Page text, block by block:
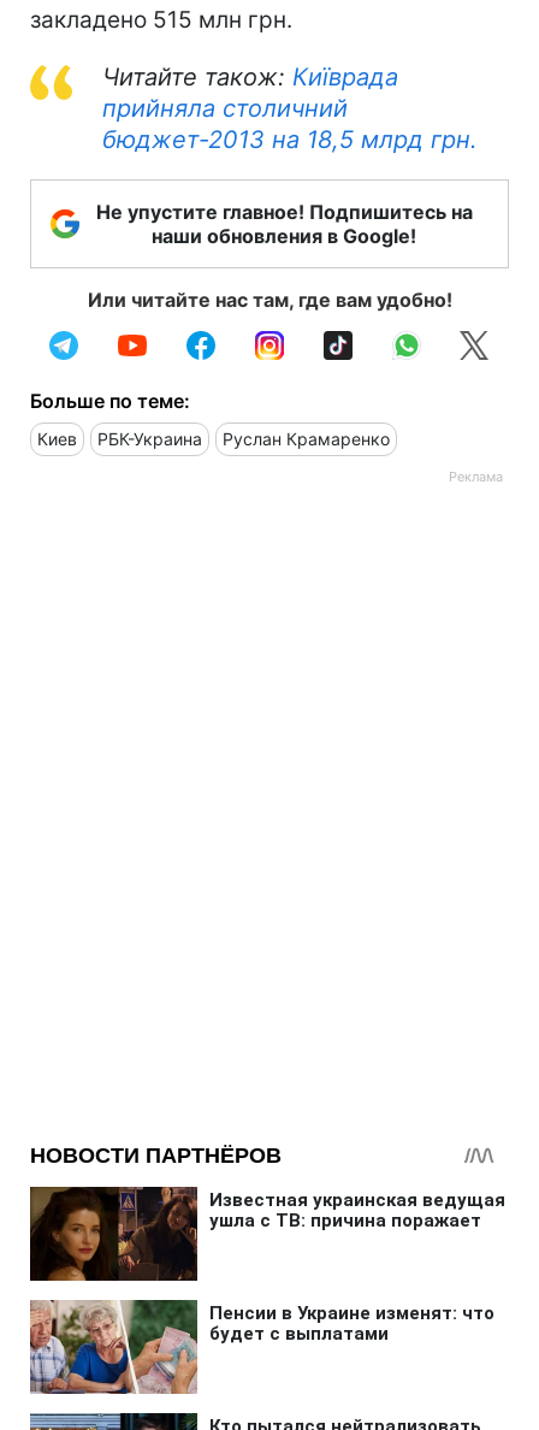
закладено 515 млн грн.
Читайте також: Київрада
прийняла столичний
бюджет-2013 на 18,5 млрд грн.
Не упустите главное! Подпишитесь на
наши обновления в Google!
Или читайте нас там, где вам удобно!
Больше по теме:
Киев РБК-Украина Руслан Крамаренко